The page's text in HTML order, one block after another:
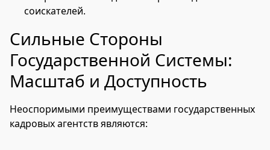
соискателей.
Сильные Стороны
Государственной Системы:
Масштаб и Доступность
Неоспоримыми преимуществами государственных
кадровых агентств являются: